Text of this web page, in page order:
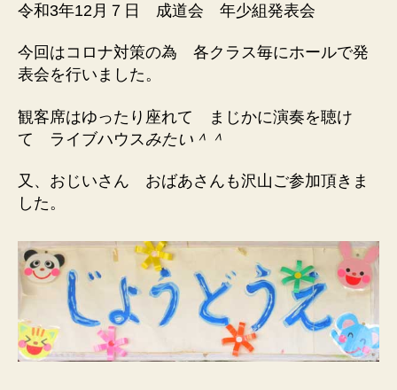
令和3年12月７日 成道会 年少組発表会
今回はコロナ対策の為 各クラス毎にホールで発
表会を行いました。
観客席はゆったり座れて まじかに演奏を聴け
て ライブハウス みたい＾＾
又、おじいさん おばあさんも沢山ご参加頂きま
した。